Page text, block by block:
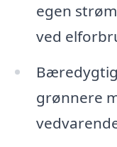
egen
ved
grønnere